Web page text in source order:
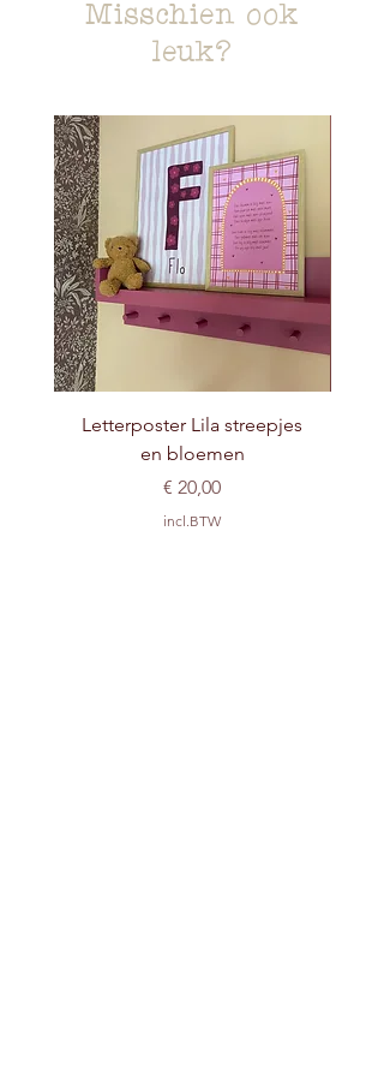
Misschien ook
leuk?
Letterposter Lila streepjes
en bloemen
Prijs
€ 20,00
incl.BTW